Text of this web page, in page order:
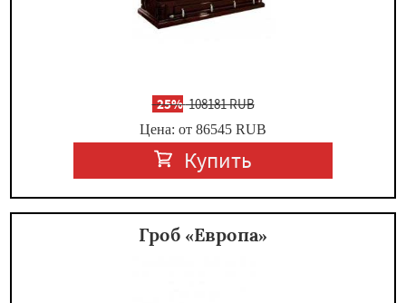
-25%108181 RUB
Цена: от 86545 RUB
Купить
Гроб «Европа»